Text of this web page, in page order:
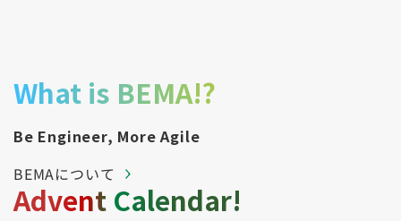
What is BEMA!?
Be Engineer, More Agile
BEMAについて
Advent Calendar!